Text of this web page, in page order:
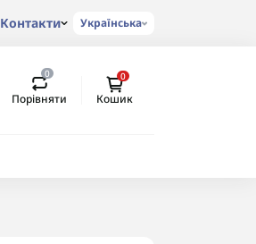
Контакти Українська
0
Порівняти
0
Кошик